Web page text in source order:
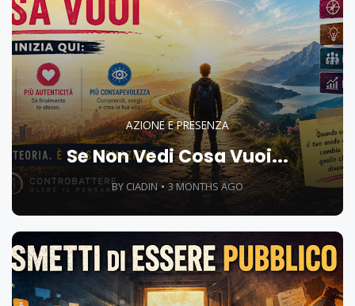
AZIONE E PRESENZA
Se Non Vedi Cosa Vuoi...
BY CIADIN 3 MONTHS AGO